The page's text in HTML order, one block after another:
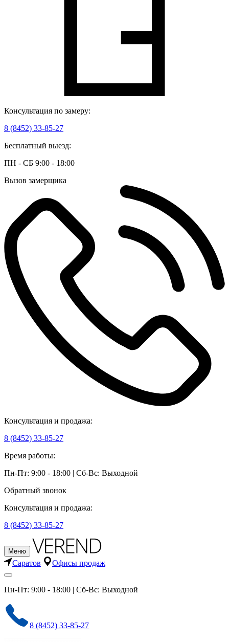
Консультация по замеру:
8 (8452) 33-85-27
Бесплатный выезд:
ПН - СБ 9:00 - 18:00
Вызов замерщика
Консультация и продажа:
8 (8452) 33-85-27
Время работы:
Пн-Пт: 9:00 - 18:00 | Сб-Вс: Выходной
Обратный звонок
Консультация и продажа:
8 (8452) 33-85-27
Меню
Саратов Офисы продаж
Пн-Пт: 9:00 - 18:00 | Сб-Вс: Выходной
8 (8452) 33-85-27